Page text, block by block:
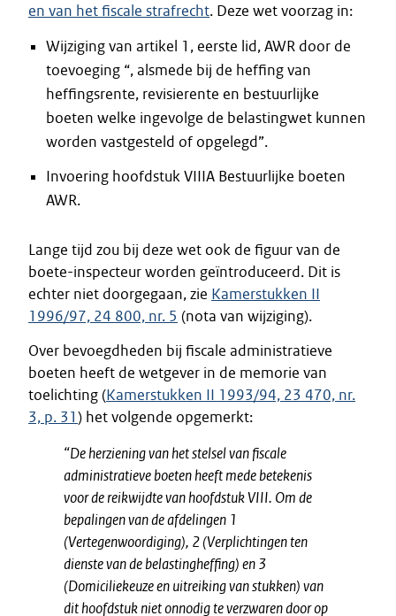
en van het fiscale strafrecht. Deze wet voorzag in:
Wijziging van artikel 1, eerste lid, AWR door de
toevoeging “, alsmede bij de heffing van
heffingsrente, revisierente en bestuurlijke
boeten welke ingevolge de belastingwet kunnen
worden vastgesteld of opgelegd”.
Invoering hoofdstuk VIIIA Bestuurlijke boeten
AWR.
Lange tijd zou bij deze wet ook de figuur van de
boete-inspecteur worden geïntroduceerd. Dit is
echter niet doorgegaan, zie Kamerstukken II
1996/97, 24 800, nr. 5 (nota van wijziging).
Over bevoegdheden bij fiscale administratieve
boeten heeft de wetgever in de memorie van
toelichting (Kamerstukken II 1993/94, 23 470, nr.
3, p. 31) het volgende opgemerkt:
“De herziening van het stelsel van fiscale
administratieve boeten heeft mede betekenis
voor de reikwijdte van hoofdstuk VIII. Om de
bepalingen van de afdelingen 1
(Vertegenwoordiging), 2 (Verplichtingen ten
dienste van de belastingheffing) en 3
(Domiciliekeuze en uitreiking van stukken) van
dit hoofdstuk niet onnodig te verzwaren door op